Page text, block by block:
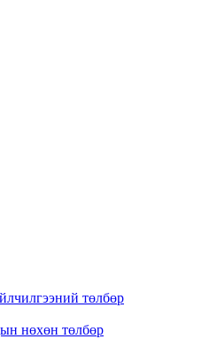
төлбөр
нөхөн төлбөр